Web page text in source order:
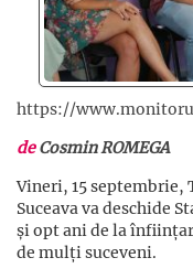
https://
deCosmin ROMEGA
Vineri, 15
Suceava va deschide
și opt ani de la
de mulți suceveni.